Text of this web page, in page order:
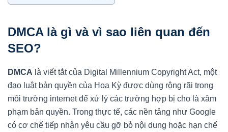
DMCA là gì và vì sao liên quan đến
SEO?
DMCA là viết tắt của Digital Millennium Copyright Act, một
đạo luật bản quyền của Hoa Kỳ được dùng rộng rãi trong
môi trường internet để xử lý các trường hợp bị cho là xâm
phạm bản quyền. Trong thực tế, các nền tảng như Google
có cơ chế tiếp nhận yêu cầu gỡ bỏ nội dung hoặc hạn chế